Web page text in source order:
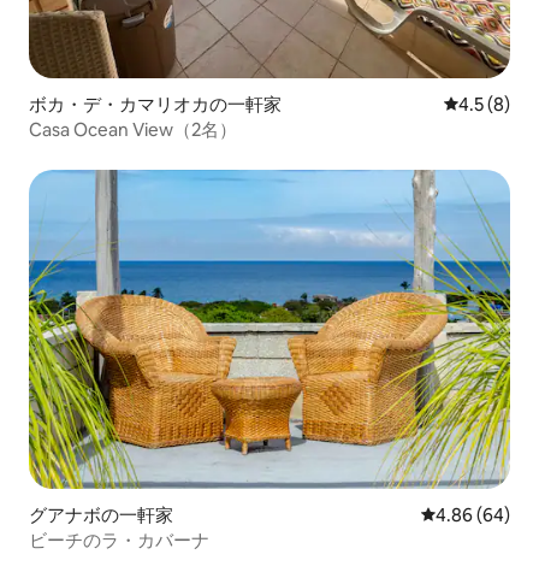
ボカ・デ・カマリオカの一軒家 レビュー8
4.5 (8)
Casa Ocean View（2名）
グアナボの一軒家 レビュー64件
4.86 (64)
ビーチのラ・カバーナ